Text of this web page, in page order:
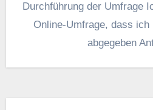
Durchführung der Umfrage
Online-Umfrage, dass
abgegeben